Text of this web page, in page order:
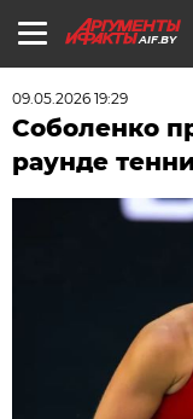
AIF.BY
09.05.2026 19:29
Соболенко
раунде